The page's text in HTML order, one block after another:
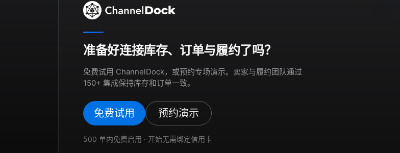
准备好连接库存、订单与履约了吗？
免费试用 ChannelDock，或预约专场演示。卖家与履约团队通过
150+ 集成保持库存和订单一致。
免费试用 预约演示
500 单内免费启用 · 开始无需绑定信用卡